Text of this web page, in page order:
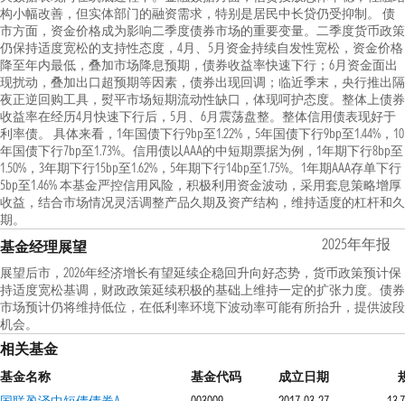
构小幅改善，但实体部门的融资需求，特别是居民中长贷仍受抑制。 债
市方面，资金价格成为影响二季度债券市场的重要变量。二季度货币政策
仍保持适度宽松的支持性态度，4月、5月资金持续自发性宽松，资金价格
降至年内最低，叠加市场降息预期，债券收益率快速下行；6月资金面出
现扰动，叠加出口超预期等因素，债券出现回调；临近季末，央行推出隔
夜正逆回购工具，熨平市场短期流动性缺口，体现呵护态度。整体上债券
收益率在经历4月快速下行后，5月、6月震荡盘整。整体信用债表现好于
利率债。 具体来看，1年国债下行9bp至1.22%，5年国债下行9bp至1.44%，10
年国债下行7bp至1.73%。信用债以AAA的中短期票据为例，1年期下行8bp至
1.50%，3年期下行15bp至1.62%，5年期下行14bp至1.75%。1年期AAA存单下行
5bp至1.46% 本基金严控信用风险，积极利用资金波动，采用套息策略增厚
收益，结合市场情况灵活调整产品久期及资产结构，维持适度的杠杆和久
期。
基金经理展望 2025年年报
展望后市，2026年经济增长有望延续企稳回升向好态势，货币政策预计保
持适度宽松基调，财政政策延续积极的基础上维持一定的扩张力度。债券
市场预计仍将维持低位，在低利率环境下波动率可能有所抬升，提供波段
机会。
相关基金
基金名称 基金代码 成立日期